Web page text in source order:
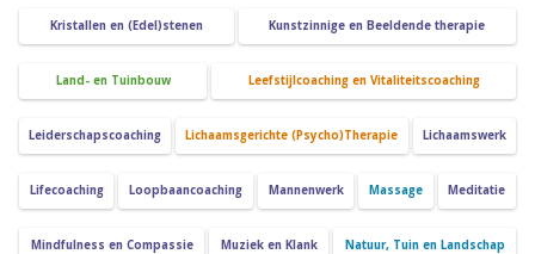
Kristallen en (Edel)stenen Kunstzinnige en Beeldende therapie
Land- en Tuinbouw Leefstijlcoaching en Vitaliteitscoaching
Leiderschapscoaching Lichaamsgerichte (Psycho)Therapie Lichaamswerk
Lifecoaching Loopbaancoaching Mannenwerk Massage Meditatie
Mindfulness en Compassie Muziek en Klank Natuur, Tuin en Landschap